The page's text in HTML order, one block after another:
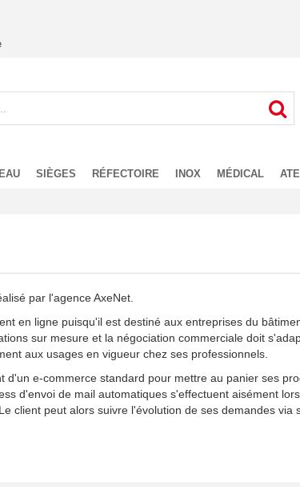
SIÈGES RÉFECTOIRE INOX MÉDICAL
par l'agence AxeNet.
en ligne puisqu'il est destiné aux entreprises du
sur mesure et la négociation commerciale doit
aux usages en vigueur chez ses professionnels.
e-commerce standard pour mettre au panier ses
d'envoi de mail automatiques s'effectuent aisément
client peut alors suivre l'évolution de ses demandes via